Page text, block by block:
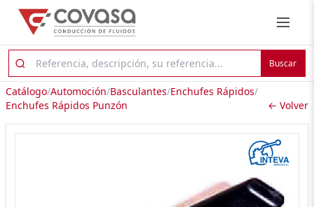
Buscar
Catálogo/Automoción/Basculantes/Enchufes Rápidos/
Enchufes Rápidos Punzón
← Volver